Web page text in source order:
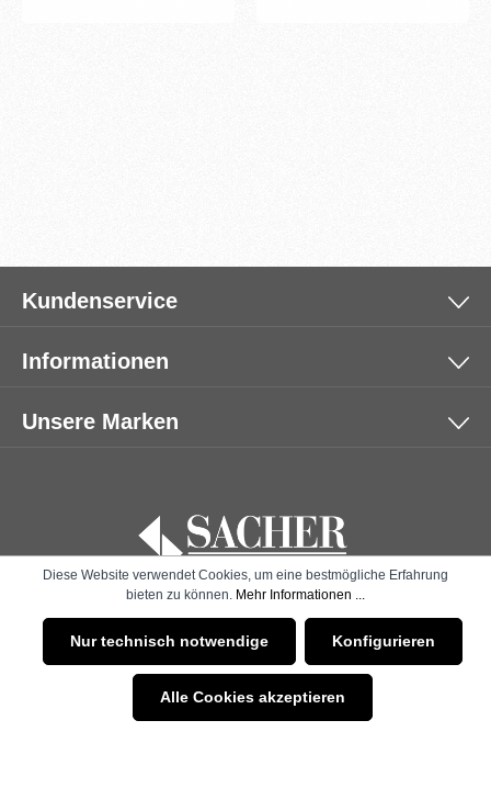
Kundenservice
Informationen
Unsere Marken
© 2026 SACHER | B2B SHOP - with by
* Alle Preise inkl. gesetzl. Mehrwertsteuer zzgl.Versandkosten
und ggf. Nachnahmegebühren, wenn nicht anders angegeben.
Diese Website verwendet Cookies, um eine bestmögliche Erfahrung
bieten zu können. Mehr Informationen ...
Nur technisch notwendige Konfigurieren
Alle Cookies akzeptieren